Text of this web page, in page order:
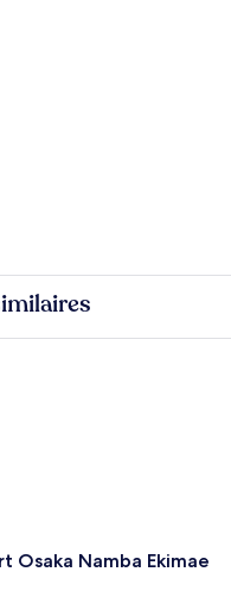
Osaka Namba Ekimae
Namba Ekimae Tower